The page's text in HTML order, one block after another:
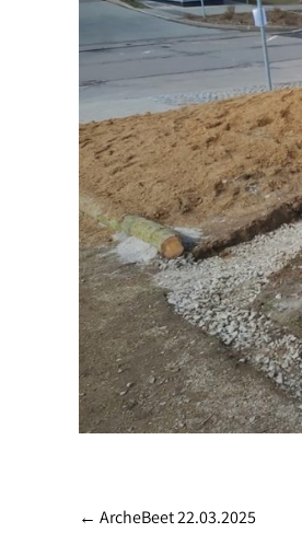
Post
← ArcheBeet 22.03.2025